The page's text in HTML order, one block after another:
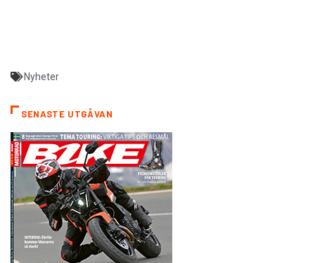
Nyheter
SENASTE UTGÅVAN